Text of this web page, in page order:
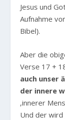
Jesus und
Aufnahme
Bibel).
Aber die
Verse 17 +
auch unser
der innere
‚innerer
Und der wird